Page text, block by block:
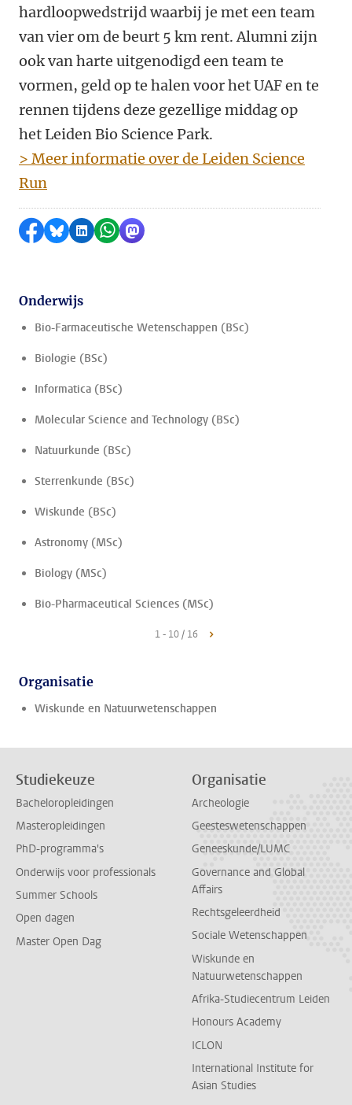
hardloopwedstrijdwaarbij je met een team
van vier om de beurt 5 km rent. Alumni zijn
ook van harte uitgenodigd een team te
vormen, geld op te halen voor het UAF en te
rennen tijdens deze gezellige middag op
het Leiden Bio Science Park.
> Meer informatie over de Leiden Science
Run
Delen op Facebook
Delen via Bluesky
Delen op LinkedIn
Delen via WhatsApp
Delen via Mastodon
Onderwijs
Bio-Farmaceutische Wetenschappen (BSc)
Biologie (BSc)
Informatica (BSc)
Molecular Science and Technology (BSc)
Natuurkunde (BSc)
Sterrenkunde (BSc)
Wiskunde (BSc)
Astronomy (MSc)
Biology (MSc)
Bio-Pharmaceutical Sciences (MSc)
1 - 10 / 16
Organisatie
Wiskunde en Natuurwetenschappen
Studiekeuze
Bacheloropleidingen
Masteropleidingen
PhD-programma's
Onderwijs voor professionals
Summer Schools
Open dagen
Master Open Dag
Organisatie
Archeologie
Geesteswetenschappen
Geneeskunde/LUMC
Governance and Global
Affairs
Rechtsgeleerdheid
Sociale Wetenschappen
Wiskunde en
Natuurwetenschappen
Afrika-Studiecentrum Leiden
Honours Academy
ICLON
International Institute for
Asian Studies